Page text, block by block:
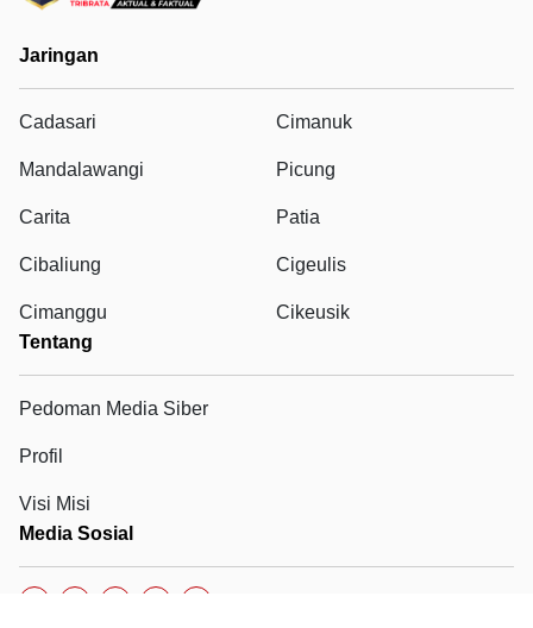
Jaringan
Cadasari Cimanuk
Mandalawangi Picung
Carita Patia
Cibaliung Cigeulis
Cimanggu
Cikeusik
Tentang
Pedoman Media Siber
Profil
Visi Misi
Media Sosial